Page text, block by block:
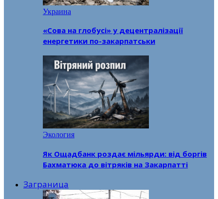
Украина
«Сова на глобусі» у децентралізації
енергетики по-закарпатськи
Экология
Як Ощадбанк роздає мільярди: від боргів
Бахматюка до вітряків на Закарпатті
Заграница